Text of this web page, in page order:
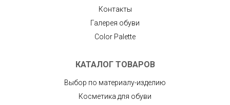
Контакты
Галерея обуви
Color Palette
КАТАЛОГ ТОВАРОВ
Выбор по материалу-изделию
Косметика для обуви